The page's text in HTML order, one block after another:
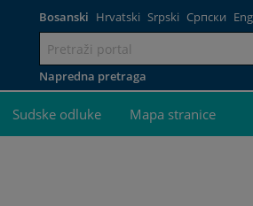
Bosanski Hrvatski Srpski Српски
Napredna pretraga
Sudske odluke Mapa stranice